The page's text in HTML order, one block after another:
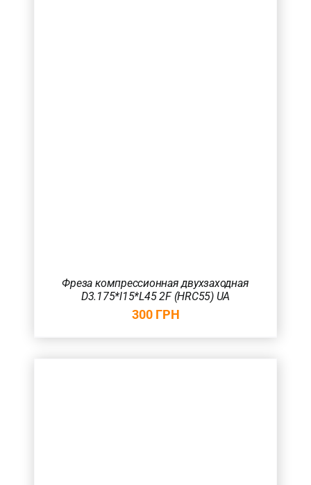
Фреза компрессионная двухзаходная
D3.175*l15*L45 2F (HRC55) UA
300 ГРН